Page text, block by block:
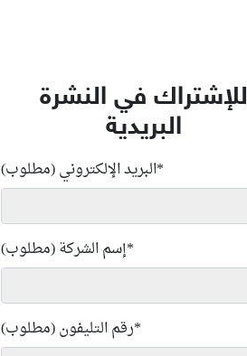
للإشتراك في النشرة
البريدية
البريد الإلكتروني (مطلوب)*
إسم الشركة (مطلوب)*
رقم التليفون (مطلوب)*